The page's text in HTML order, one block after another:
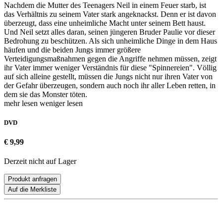
Nachdem die Mutter des Teenagers Neil in einem Feuer starb, ist
das Verhältnis zu seinem Vater stark angeknackst. Denn er ist davon
überzeugt, dass eine unheimliche Macht unter seinem Bett haust.
Und Neil setzt alles daran, seinen jüngeren Bruder Paulie vor dieser
Bedrohung zu beschützen. Als sich unheimliche Dinge in dem Haus
häufen und die beiden Jungs immer größere
Verteidigungsmaßnahmen gegen die Angriffe nehmen müssen, zeigt
ihr Vater immer weniger Verständnis für diese "Spinnereien". Völlig
auf sich alleine gestellt, müssen die Jungs nicht nur ihren Vater von
der Gefahr überzeugen, sondern auch noch ihr aller Leben retten, in
dem sie das Monster töten.
mehr lesen weniger lesen
DVD
€ 9,99
Derzeit nicht auf Lager
Produkt anfragen
Auf die Merkliste